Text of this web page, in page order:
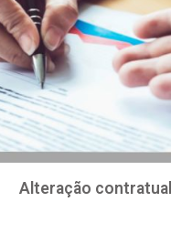
Alteração contratual